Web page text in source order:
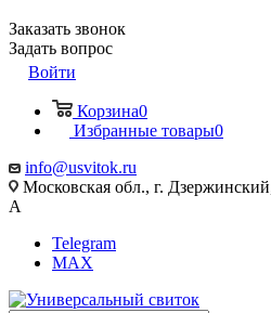
Заказать звонок
Задать вопрос
Войти
Корзина0
Избранные товары0
info@usvitok.ru
Московская обл., г.
А
Telegram
MAX